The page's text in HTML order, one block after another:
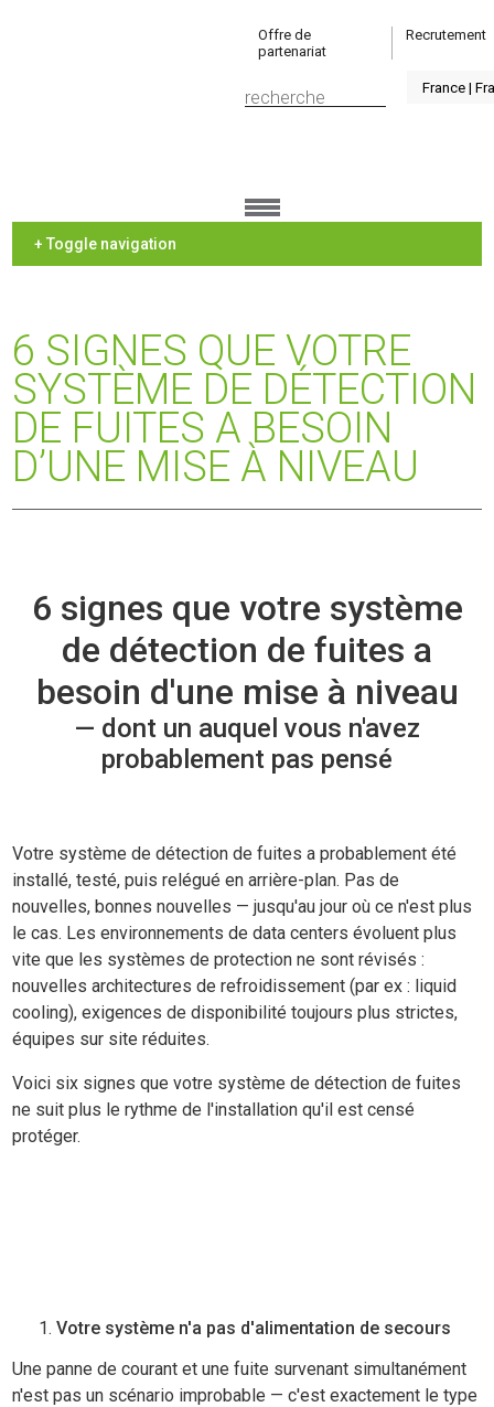
Offre de
partenariat
Recrutement
+ Toggle navigation
6 SIGNES QUE VOTRE
SYSTÈME DE DÉTECTION
DE FUITES A BESOIN
D’UNE MISE À NIVEAU
6 signes que votre système
de détection de fuites a
besoin d'une mise à niveau
— dont un auquel vous n'avez
probablement pas pensé
Votre système de détection de fuites a probablement été
installé, testé, puis relégué en arrière-plan. Pas de
nouvelles, bonnes nouvelles — jusqu'au jour où ce n'est plus
le cas. Les environnements de data centers évoluent plus
vite que les systèmes de protection ne sont révisés :
nouvelles architectures de refroidissement (par ex : liquid
cooling), exigences de disponibilité toujours plus strictes,
équipes sur site réduites.
Voici six signes que votre système de détection de fuites
ne suit plus le rythme de l'installation qu'il est censé
protéger.
Votre système n'a pas d'alimentation de secours
Une panne de courant et une fuite survenant simultanément
n'est pas un scénario improbable — c'est exactement le type